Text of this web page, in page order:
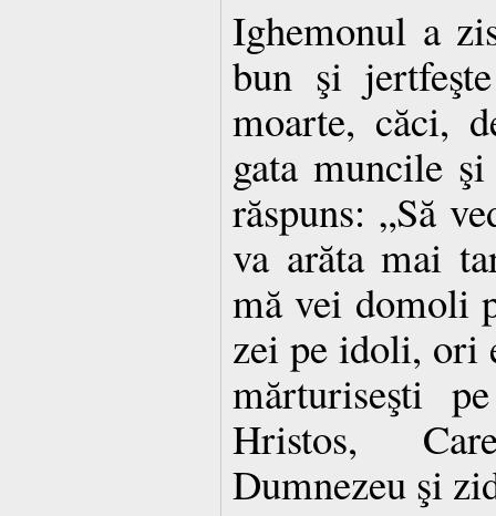
Ighemonul a
bun şi
moarte, căci,
gata muncile
răspuns: „Să
va arăta mai
mă vei domoli
zei pe idoli, ori
mărturiseşti
Hristos,
Dumnezeu şi